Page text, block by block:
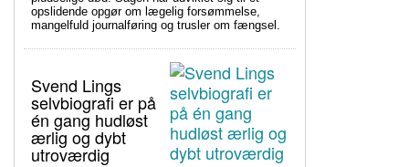
opslidende opgør om lægelig forsømmelse,
mangelfuld journalføring og trusler om fængsel.
Svend Lings
selvbiografi er på
én gang hudløst
ærlig og dybt
utroværdig